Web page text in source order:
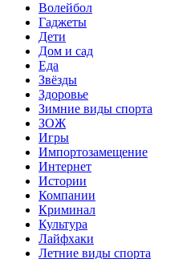
Волейбол
Гаджеты
Дети
Дом и сад
Еда
Звёзды
Здоровье
Зимние виды спорта
ЗОЖ
Игры
Импортозамещение
Интернет
Истории
Компании
Криминал
Культура
Лайфхаки
Летние виды спорта